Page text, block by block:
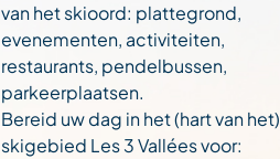
van het skioord: plattegrond,
evenementen, activiteiten,
restaurants, pendelbussen,
parkeerplaatsen.
Bereid uw dag in het (hart van het)
skigebied Les 3 Vallées voor: